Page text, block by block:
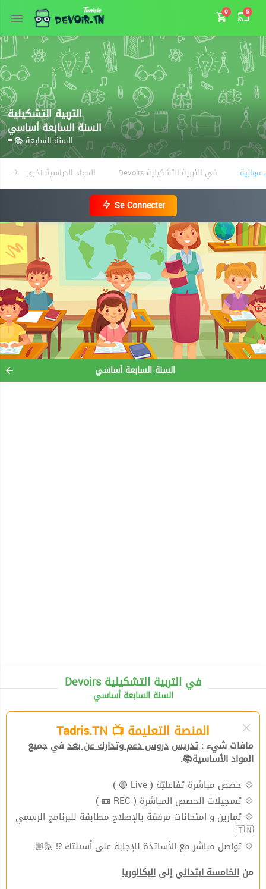
0 5
التربية التشكيلية
السنة السابعة أساسي
≡ 📚 السنة السابعة
المواد الدراسية أخرى Devoirs في التربية التشكيلية
Se Connecter
السنة السابعة أساسي
Devoirs في التربية التشكيلية
السنة السابعة أساسي
المنصة التعليمة 📺 Tadris.TN
مافات شيء : تدريس دروس دعم وتدارك عن بعد في جميع
المواد الأساسية📚.
💠 حصص مباشرة تفاعليّة ( Live 🔴 )
💠 تسجيلات الحصص المباشرة ( REC 📼 )
💠 تمارين و امتحانات مرفقة بالإصلاح مطابقة للبرنامج الرسمي
🇹🇳
💠 تواصل مباشر مع الأساتذة للإجابة على أسئلتك⁉ 🙋🏼
من الخامسة ابتدائي إلى البكالوريا